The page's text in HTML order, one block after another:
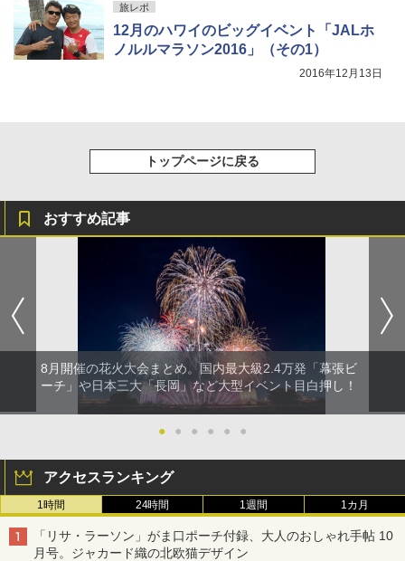
旅レポ
12月のハワイのビッグイベント「JALホ
ノルルマラソン2016」（その1）
2016年12月13日
トップページに戻る
おすすめ記事
8月開催の花火大会まとめ。国内最大級2.4万発「幕張ビ
ーチ」や日本三大「長岡」など大型イベント目白押し！
● ● ● ● ● ●
アクセスランキング
1時間 24時間 1週間 1カ月
「リサ・ラーソン」がま口ポーチ付録、大人のおしゃれ手帖 10
月号。ジャカード織の北欧猫デザイン